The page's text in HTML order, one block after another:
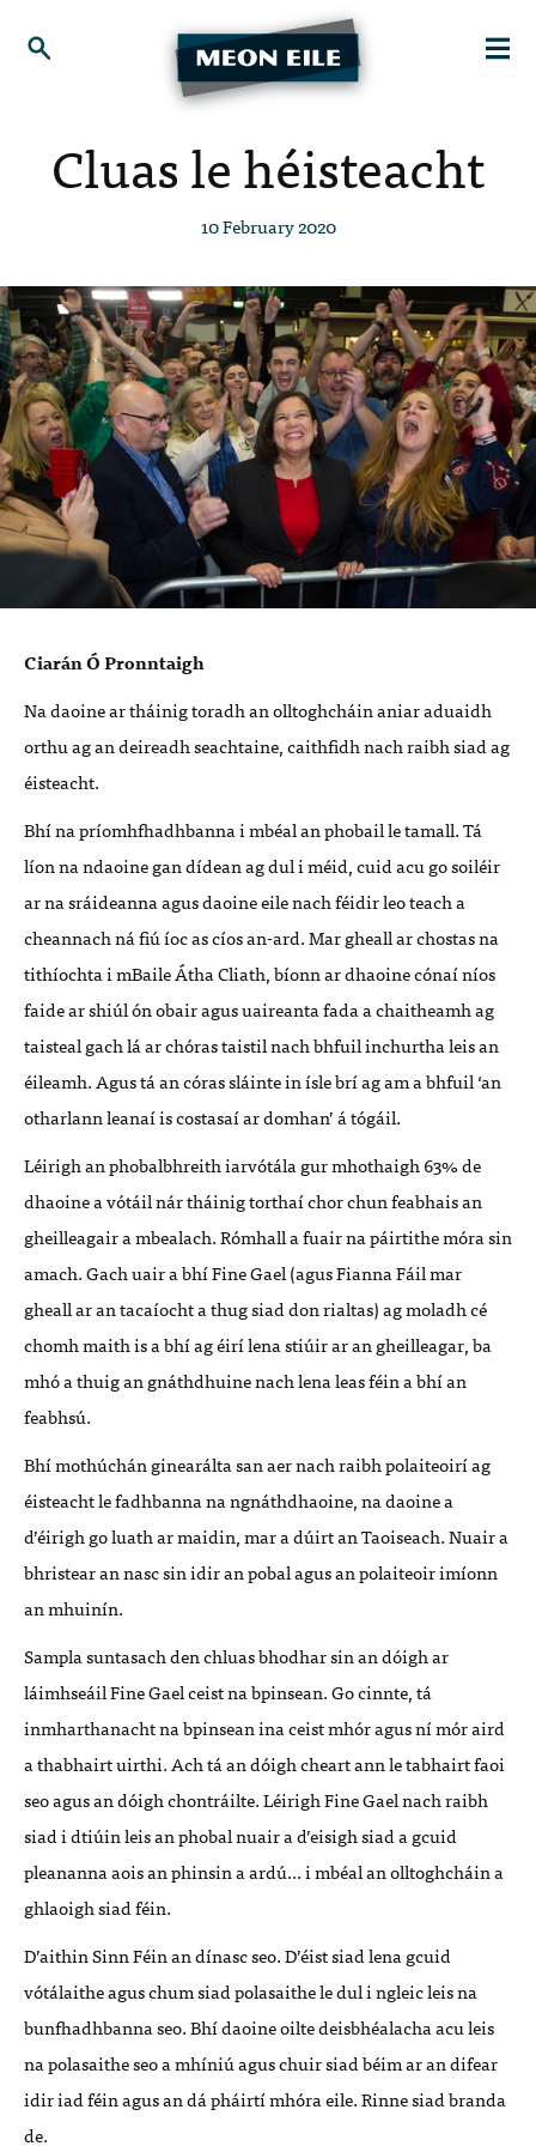
Cluas le héisteacht
10 February 2020
Ciarán Ó Pronntaigh
Na daoine ar tháinig toradh an olltoghcháin aniar aduaidh
orthu ag an deireadh seachtaine, caithfidh nach raibh siad ag
éisteacht.
Bhí na príomhfhadhbanna i mbéal an phobail le tamall. Tá
líon na ndaoine gan dídean ag dul i méid, cuid acu go soiléir
ar na sráideanna agus daoine eile nach féidir leo teach a
cheannach ná fiú íoc as cíos an-ard. Mar gheall ar chostas na
tithíochta i mBaile Átha Cliath, bíonn ar dhaoine cónaí níos
faide ar shiúl ón obair agus uaireanta fada a chaitheamh ag
taisteal gach lá ar chóras taistil nach bhfuil inchurtha leis an
éileamh. Agus tá an córas sláinte in ísle brí ag am a bhfuil ‘an
otharlann leanaí is costasaí ar domhan’ á tógáil.
Léirigh an phobalbhreith iarvótála gur mhothaigh 63% de
dhaoine a vótáil nár tháinig torthaí chor chun feabhais an
gheilleagair a mbealach. Rómhall a fuair na páirtithe móra sin
amach. Gach uair a bhí Fine Gael (agus Fianna Fáil mar
gheall ar an tacaíocht a thug siad don rialtas) ag moladh cé
chomh maith is a bhí ag éirí lena stiúir ar an gheilleagar, ba
mhó a thuig an gnáthdhuine nach lena leas féin a bhí an
feabhsú.
Bhí mothúchán ginearálta san aer nach raibh polaiteoirí ag
éisteacht le fadhbanna na ngnáthdhaoine, na daoine a
d’éirigh go luath ar maidin, mar a dúirt an Taoiseach. Nuair a
bhristear an nasc sin idir an pobal agus an polaiteoir imíonn
an mhuinín.
Sampla suntasach den chluas bhodhar sin an dóigh ar
láimhseáil Fine Gael ceist na bpinsean. Go cinnte, tá
inmharthanacht na bpinsean ina ceist mhór agus ní mór aird
a thabhairt uirthi. Ach tá an dóigh cheart ann le tabhairt faoi
seo agus an dóigh chontráilte. Léirigh Fine Gael nach raibh
siad i dtiúin leis an phobal nuair a d’eisigh siad a gcuid
pleananna aois an phinsin a ardú... i mbéal an olltoghcháin a
ghlaoigh siad féin.
D’aithin Sinn Féin an dínasc seo. D’éist siad lena gcuid
vótálaithe agus chum siad polasaithe le dul i ngleic leis na
bunfhadhbanna seo. Bhí daoine oilte deisbhéalacha acu leis
na polasaithe seo a mhíniú agus chuir siad béim ar an difear
idir iad féin agus an dá pháirtí mhóra eile. Rinne siad branda
de.